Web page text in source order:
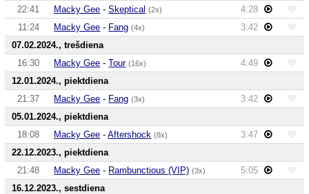
22:41 Macky Gee -Skeptical (2x)
4:28
11:24
Macky Gee - Fang (4x)
3:42
07.02.2024., trešdiena
16:30
Macky Gee -Tour (16x)
4:49
12.01.2024., piektdiena
21:37
Macky Gee - Fang (3x)
3:42
05.01.2024., piektdiena
18:08
Macky Gee -Aftershock (8x)
3:47
22.12.2023., piektdiena
21:48
Macky Gee - Rambunctious (VIP) (3x)
5:05
16.12.2023., sestdiena